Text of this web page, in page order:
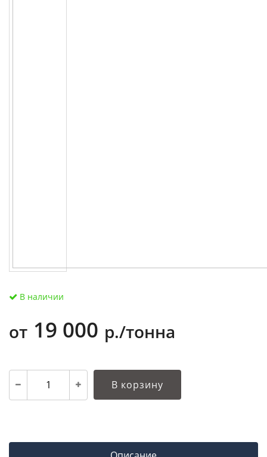
В наличии
от 19 000 р./тонна
В корзину